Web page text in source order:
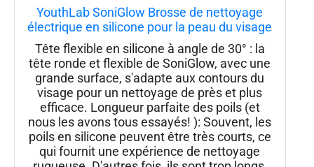
YouthLab SoniGlow Brosse de nettoyage
électrique en silicone pour la peau du visage
- Vibrante - Hygiénique - Exfoliation -
Massage - Ferme - Tonification - Points
noirs - Pores - Imperméable -
Tête flexible en silicone à angle de 30° : la
tête ronde et flexible de SoniGlow, avec une
grande surface, s'adapte aux contours du
visage pour un nettoyage de près et plus
efficace. Longueur parfaite des poils (et
nous les avons tous essayés! ): Souvent, les
poils en silicone peuvent être très courts, ce
qui fournit une expérience de nettoyage